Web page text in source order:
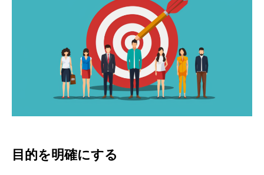
目的を明確にする